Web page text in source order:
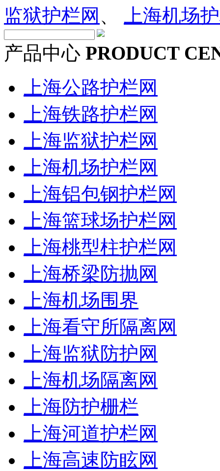
监狱护栏网 、
上海机场
产品中心 PRODUCT
上海公路护栏网
上海铁路护栏网
上海监狱护栏网
上海机场护栏网
上海铝包钢护栏网
上海篮球场护栏网
上海桃型柱护栏网
上海桥梁防抛网
上海机场围界
上海看守所隔离网
上海监狱防护网
上海机场隔离网
上海防护栅栏
上海河道护栏网
上海高速防眩网